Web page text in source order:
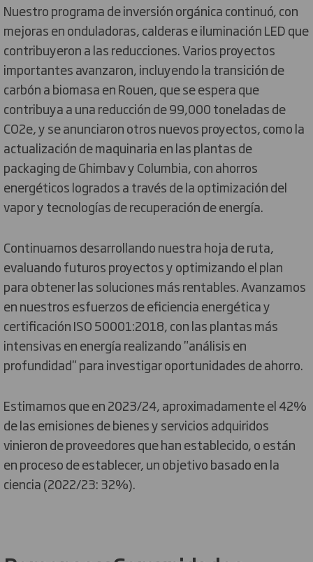
Nuestro programa de inversión orgánica continuó, con
mejoras en onduladoras, calderas e iluminación LED que
contribuyeron a las reducciones. Varios proyectos
importantes avanzaron, incluyendo la transición de
carbón a biomasa en Rouen, que se espera que
contribuya a una reducción de 99,000 toneladas de
CO2e, y se anunciaron otros nuevos proyectos, como la
actualización de maquinaria en las plantas de
packaging de Ghimbav y Columbia, con ahorros
energéticos logrados a través de la optimización del
vapor y tecnologías de recuperación de energía.
Continuamos desarrollando nuestra hoja de ruta,
evaluando futuros proyectos y optimizando el plan
para obtener las soluciones más rentables. Avanzamos
en nuestros esfuerzos de eficiencia energética y
certificación ISO 50001:2018, con las plantas más
intensivas en energía realizando "análisis en
profundidad" para investigar oportunidades de ahorro.
Estimamos que en 2023/24, aproximadamente el 42%
de las emisiones de bienes y servicios adquiridos
vinieron de proveedores que han establecido, o están
en proceso de establecer, un objetivo basado en la
ciencia (2022/23: 32%).